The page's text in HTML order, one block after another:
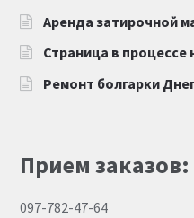
Аренда затирочной
Страница в процессе
Ремонт болгарки
Прием заказов:
097-782-47-64